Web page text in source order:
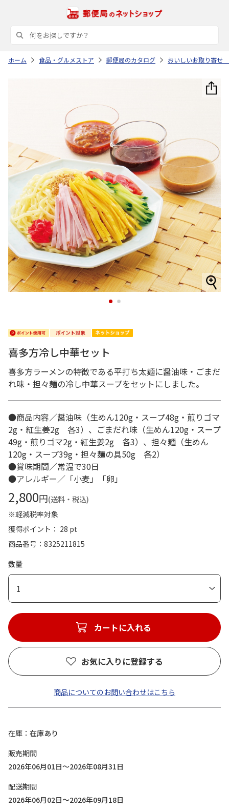
ホーム 食品・グルメストア 郵便局のカタログ おいしいお取り寄せ
1 2
喜多方冷し中華セット
喜多方ラーメンの特徴である平打ち太麺に醤油味・ごまだ
れ味・担々麺の冷し中華スープをセットにしました。
●商品内容／醤油味（生めん120g・スープ48g・煎りゴマ
2g・紅生姜2g 各3）、ごまだれ味（生めん120g・スープ
49g・煎りゴマ2g・紅生姜2g 各3）、担々麺（生めん
120g・スープ39g・担々麺の具50g 各2）
●賞味期間／常温で30日
●アレルギー／「小麦」「卵」
2,800円(送料・税込)
※軽減税率対象
獲得ポイント： 28 pt
商品番号
8325211815
数量
1
カートに入れる
お気に入りに登録する
商品についてのお問い合わせはこちら
在庫
在庫あり
販売期間
2026年06月01日～2026年08月31日
配送期間
2026年06月02日～2026年09月18日